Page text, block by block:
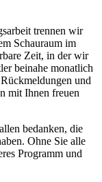
trennen wir
Schauraum im
Zeit, in der wir
beinahe monatlich
und
mit Ihnen freuen
bedanken, die
Ohne Sie alle
Programm und